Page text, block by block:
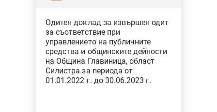
Тип: Одит за съответствие при
финансовото управление
Одитен доклад за извършен одит
за съответствие при
управлението на публичните
средства и общинските дейности
на Община Главиница, област
Силистра за периода от
01.01.2022 г. до 30.06.2023 г.